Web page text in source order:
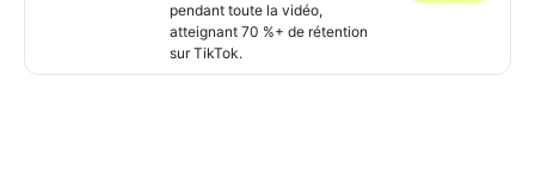
pendant toute la vidéo,
atteignant 70 %+ de rétention
sur TikTok.